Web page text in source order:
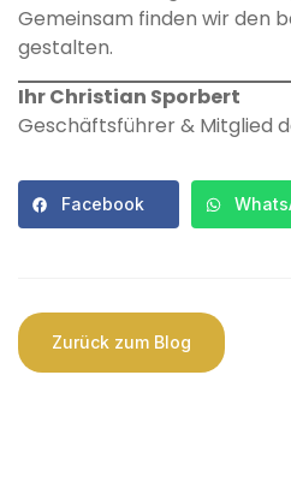
Gemeinsam finden wir den
gestalten.
Ihr Christian Sporbert
Geschäftsführer & Mitglied
Facebook
Zurück zum Blog